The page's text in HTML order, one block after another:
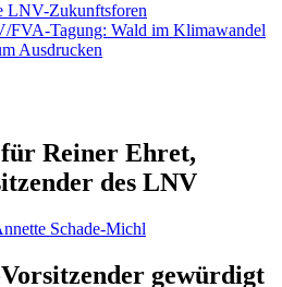
LNV-Zukunftsforen
FVA-Tagung: Wald im Klimawandel
Ausdrucken
Reiner Ehret,
des LNV
Schade-Michl
gewürdigt